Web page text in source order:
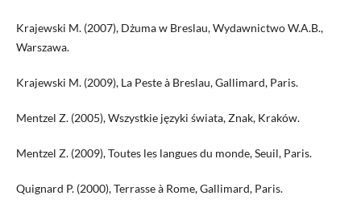
Krajewski M. (2007), Dżuma w Breslau, Wydawnictwo W.A.B.,
Warszawa.
Krajewski M. (2009), La Peste à Breslau, Gallimard, Paris.
Mentzel Z. (2005), Wszystkie języki świata, Znak, Kraków.
Mentzel Z. (2009), Toutes les langues du monde, Seuil, Paris.
Quignard P. (2000), Terrasse à Rome, Gallimard, Paris.